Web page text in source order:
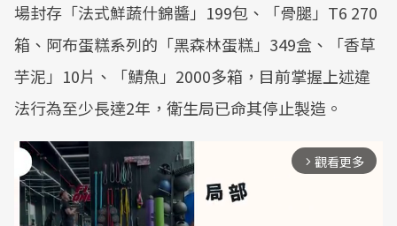
場封存「法式鮮蔬什錦醬」199包、「骨腿」T6 270
箱、阿布蛋糕系列的「黑森林蛋糕」349盒、「香草
芋泥」10片、「鯖魚」2000多箱，目前掌握上述違
法行為至少長達2年，衛生局已命其停止製造。
arrow_forward_ios 觀看更多